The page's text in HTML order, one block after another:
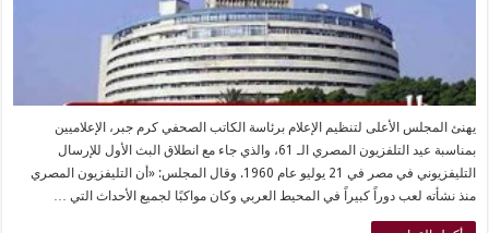
يهنئ المجلس الأعلى لتنظيم الإعلام برئاسة الكاتب الصحفي كرم جبر، الإعلاميين
بمناسبة عيد التلفزيون المصري الـ 61، والذي جاء مع انطلاق البث الأول للإرسال
التليفزيوني في مصر في 21 يوليو عام 1960. وقال المجلس: «أن التليفزيون المصري
منذ نشأته لعب دوراً كبيراً في المحيط العربي وكان مواكبًا لجميع الأحداث التي …